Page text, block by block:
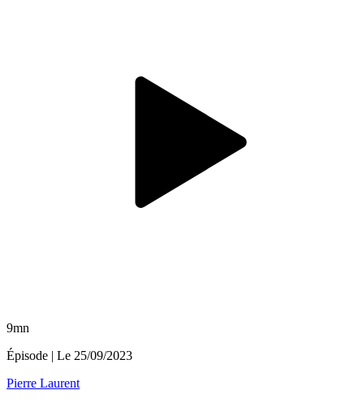
9mn
Épisode | Le 25/09/2023
Pierre Laurent